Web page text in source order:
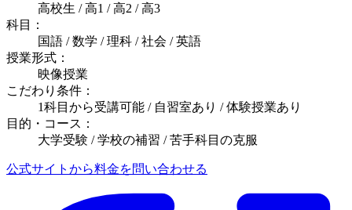
高校生 / 高1 / 高2 / 高3
科目：
国語 / 数学 / 理科 / 社会 / 英語
授業形式：
映像授業
こだわり条件：
1科目から受講可能 / 自習室あり / 体験授業あり
目的・コース：
大学受験 / 学校の補習 / 苦手科目の克服
公式サイトから料金を問い合わせる